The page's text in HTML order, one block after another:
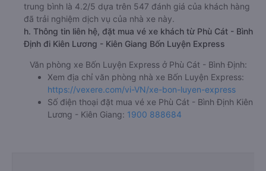
trung bình là 4.2/5 dựa trên 547 đánh giá của khách hàng
đã trải nghiệm dịch vụ của nhà xe này.
h. Thông tin liên hệ, đặt mua vé xe khách từ Phù Cát - Bình
Định đi Kiên Lương - Kiên Giang Bốn Luyện Express
Văn phòng xe Bốn Luyện Express ở Phù Cát - Bình Định:
Xem địa chỉ văn phòng nhà xe Bốn Luyện Express:
https://vexere.com/vi-VN/xe-bon-luyen-express
Số điện thoại đặt mua vé xe Phù Cát - Bình Định Kiên
Lương - Kiên Giang: 1900 888684